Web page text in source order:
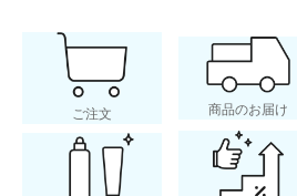
ご注文 商品のお届け